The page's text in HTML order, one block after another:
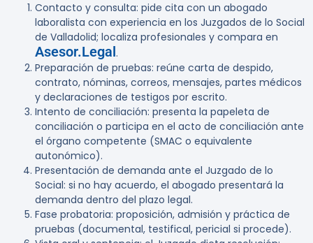
Contacto y consulta: pide cita con un abogado
laboralista con experiencia en los Juzgados de lo Social
de Valladolid; localiza profesionales y compara en
Asesor.Legal.
Preparación de pruebas: reúne carta de despido,
contrato, nóminas, correos, mensajes, partes médicos
y declaraciones de testigos por escrito.
Intento de conciliación: presenta la papeleta de
conciliación o participa en el acto de conciliación ante
el órgano competente (SMAC o equivalente
autonómico).
Presentación de demanda ante el Juzgado de lo
Social: si no hay acuerdo, el abogado presentará la
demanda dentro del plazo legal.
Fase probatoria: proposición, admisión y práctica de
pruebas (documental, testifical, pericial si procede).